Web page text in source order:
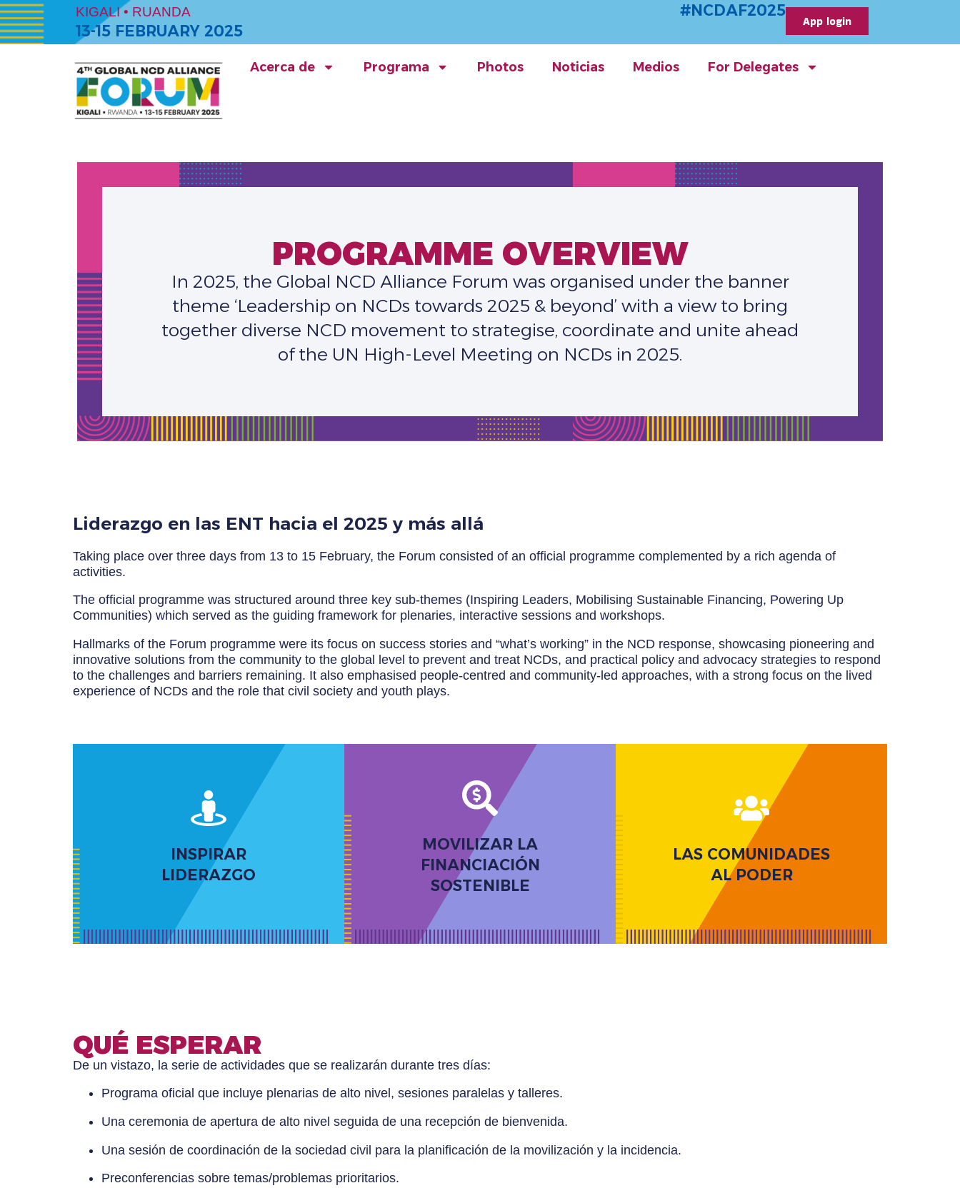
KIGALI • RUANDA
13-15 FEBRUARY 2025
App login
#NCDAF2025
Acerca de Programa Photos Noticias Medios For Delegates
PROGRAMME OVERVIEW
In 2025, the Global NCD Alliance Forum was organised under the banner
theme ‘Leadership on NCDs towards 2025 & beyond’ with a view to bring
together diverse NCD movement to strategise, coordinate and unite ahead
of the UN High-Level Meeting on NCDs in 2025.
Liderazgo en las ENT hacia el 2025 y más allá
Taking place over three days from 13 to 15 February, the Forum consisted of an official programme complemented by a rich agenda of
activities.
The official programme was structured around three key sub-themes (Inspiring Leaders, Mobilising Sustainable Financing, Powering Up
Communities) which served as the guiding framework for plenaries, interactive sessions and workshops.
Hallmarks of the Forum programme were its focus on success stories and “what’s working” in the NCD response, showcasing pioneering and
innovative solutions from the community to the global level to prevent and treat NCDs, and practical policy and advocacy strategies to respond
to the challenges and barriers remaining. It also emphasised people-centred and community-led approaches, with a strong focus on the lived
experience of NCDs and the role that civil society and youth plays.
INSPIRAR
LIDERAZGO
Alentar acciones audaces para promover
políticas y soluciones destinadas a promover la
salud, salvar vidas y proteger los derechos.
MOVILIZAR LA
FINANCIACIÓN
SOSTENIBLE
Enfatizar la necesidad de invertir recursos
adecuados, predecibles y sostenidos para las
ENT, este tema explora varios aspectos del
financiamiento.
LAS COMUNIDADES
AL PODER
Centrarse en fortalecer a las comunidades para
impulsar el cambio en la respuesta a las ENT.
QUÉ ESPERAR
De un vistazo, la serie de actividades que se realizarán durante tres días:
Programa oficial que incluye plenarias de alto nivel, sesiones paralelas y talleres.
Una ceremonia de apertura de alto nivel seguida de una recepción de bienvenida.
Una sesión de coordinación de la sociedad civil para la planificación de la movilización y la incidencia.
Preconferencias sobre temas/problemas prioritarios.